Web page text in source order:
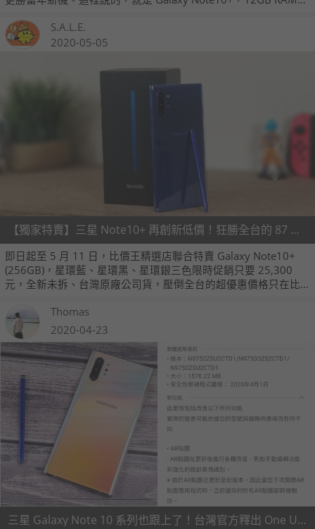
22,500 元！保證還能再用好幾年的頂尖功能，香到做夢都會笑的
甜蜜價格，三色現貨、現在就入手～
S.A.L.E.
2020-05-05
【獨家特賣】三星 Note10+ 再創新低價！狂勝全台的 87 折優惠格 限時搶購 (5/5~5/11)
即日起至 5 月 11 日，比價王精選店聯合特賣 Galaxy Note10+
(256GB)，星環藍、星環黑、星環銀三色限時促銷只要 25,300
元，全新未拆、台灣原廠公司貨，壓倒全台的超優惠價格只在比
證買到、買不到賠一千！
Thomas
2020-04-23
三星 Galaxy Note 10 系列也跟上了！台灣官方釋出 One UI 2.1 更新